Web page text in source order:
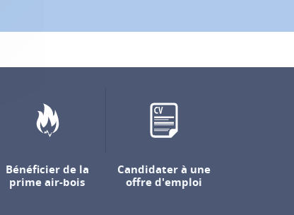
Bénéficier de la
prime air-bois
Candidater à une
offre d'emploi